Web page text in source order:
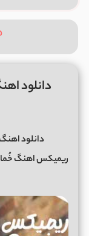
دانلود
دانلود
ریمیکس اهنگ